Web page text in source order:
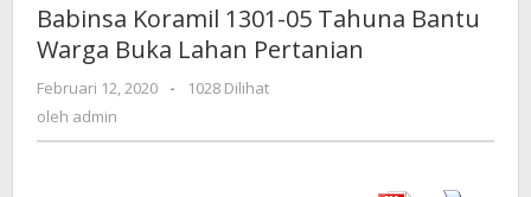
05
Tahuna
Bantu
Babinsa Koramil 1301-05 Tahuna Bantu
Warga Buka Lahan Pertanian
Februari 12, 2020
oleh
-
1028 Dilihat
oleh admin